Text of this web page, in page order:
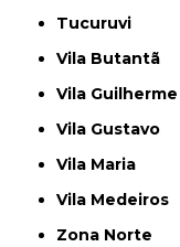
Tucuruvi
Vila Butantã
Vila Guilherme
Vila Gustavo
Vila Maria
Vila Medeiros
Zona Norte